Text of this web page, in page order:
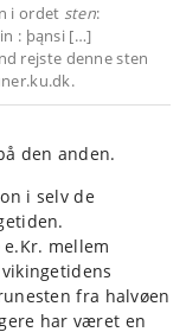
i ordet sten:
: þąnsi […]
rejste denne sten
den anden.
i selv de
mellem
fra halvøen
har været en